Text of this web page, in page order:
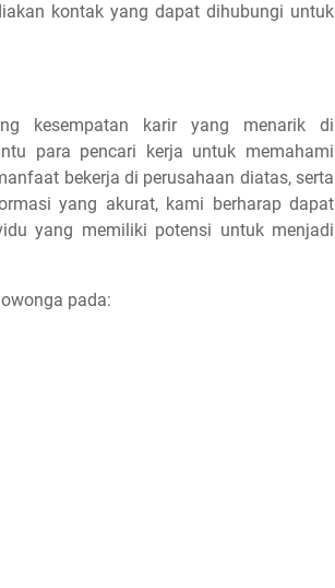
kontak yang dapat dihubungi untuk
kesempatan karir yang menarik di
para pencari kerja untuk memahami
bekerja di perusahaan diatas, serta
yang akurat, kami berharap dapat
yang memiliki potensi untuk menjadi
pada: